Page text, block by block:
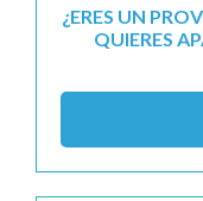
¿ERES UN
QUIERES